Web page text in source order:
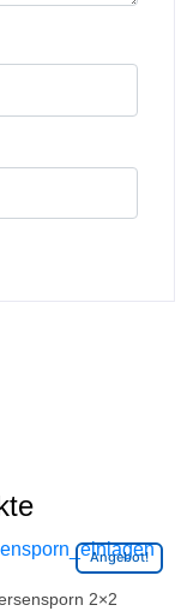
Angebot!
2×2